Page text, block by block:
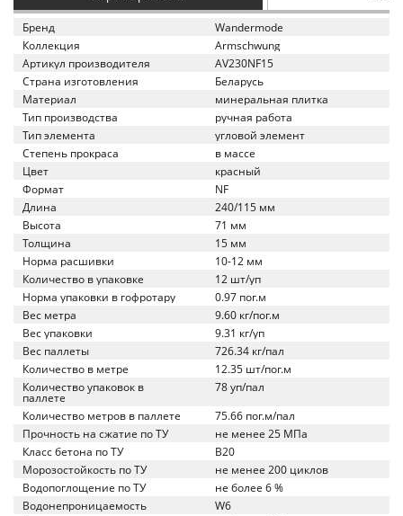
Бренд
Wandermode
Коллекция
Armschwung
Артикул производителя
AV230NF15
Страна изготовления
Беларусь
Материал
минеральная плитка
Тип производства
ручная работа
Тип элемента
угловой элемент
Степень прокраса
в массе
Цвет
красный
Формат
NF
Длина
240/115 мм
Высота
71 мм
Толщина
15 мм
Норма расшивки
10-12 мм
Количество в упаковке
12 шт/уп
Норма упаковки в гофротару
0.97 пог.м
Вес метра
9.60 кг/пог.м
Вес упаковки
9.31 кг/уп
Вес паллеты
726.34 кг/пал
Количество в метре
12.35 шт/пог.м
Количество упаковок в
паллете
78 уп/пал
Количество метров в паллете
75.66 пог.м/пал
Прочность на сжатие по ТУ
не менее 25 МПа
Класс бетона по ТУ
B20
Морозостойкость по ТУ
не менее 200 циклов
Водопоглощение по ТУ
не более 6 %
Водонепроницаемость
W6